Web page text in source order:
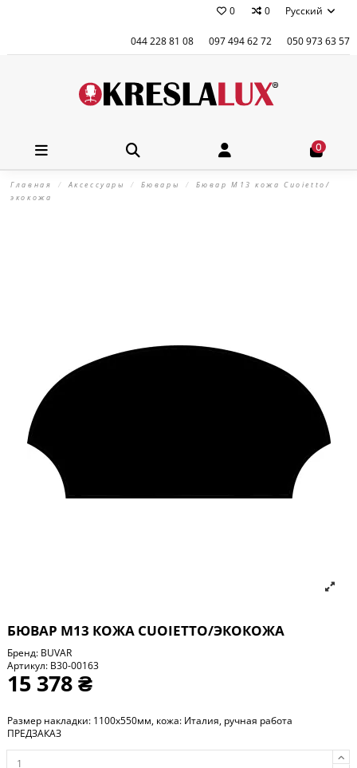
0 0 Русский
044 228 81 08 097 494 62 72 050 973 63 57
0
Главная Аксессуары Бювары
Бювар М13 кожа Cuoietto/
экокожа
БЮВАР М13 КОЖА CUOIETTO/ЭКОКОЖА
Бренд: BUVAR
Артикул: B30-00163
15 378 ₴
Размер накладки: 1100x550мм, кожа: Италия, ручная работа
ПРЕДЗАКАЗ